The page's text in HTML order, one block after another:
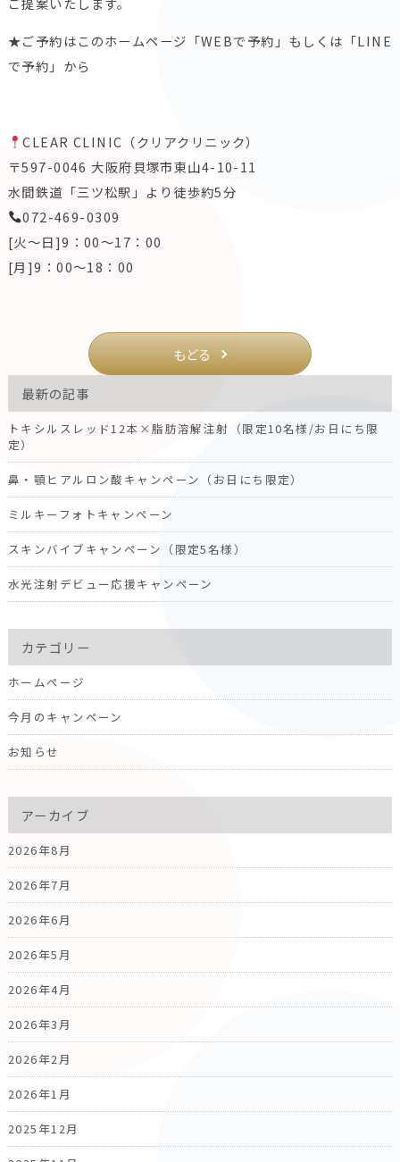
★ご予約はこのホームページ「WEBで予約」もしくは「LINE
で予約」から
CLEAR CLINIC（クリアクリニック）
〒597-0046 大阪府貝塚市東山4-10-11
水間鉄道「三ツ松駅」より徒歩約5分
072-469-0309
[火～日]9：00～17：00
[月]9：00～18：00
もどる
最新の記事
トキシルスレッド12本×脂肪溶解注射（限定10名様/お日にち限
定）
鼻・顎ヒアルロン酸キャンペーン（お日にち限定）
ミルキーフォトキャンペーン
スキンバイブキャンペーン（限定5名様）
水光注射デビュー応援キャンペーン
カテゴリー
ホームページ
今月のキャンペーン
お知らせ
アーカイブ
2026年8月
2026年7月
2026年6月
2026年5月
2026年4月
2026年3月
2026年2月
2026年1月
2025年12月